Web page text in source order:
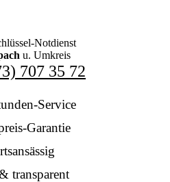
Notdienst
u. Umkreis
707 35 72
Service
Garantie
transparent